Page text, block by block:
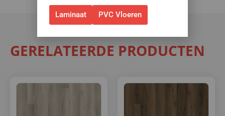
GERELATEERDE PRODUCTEN
Laminaat PVC Vloeren